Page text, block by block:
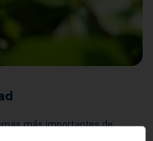
más importantes de